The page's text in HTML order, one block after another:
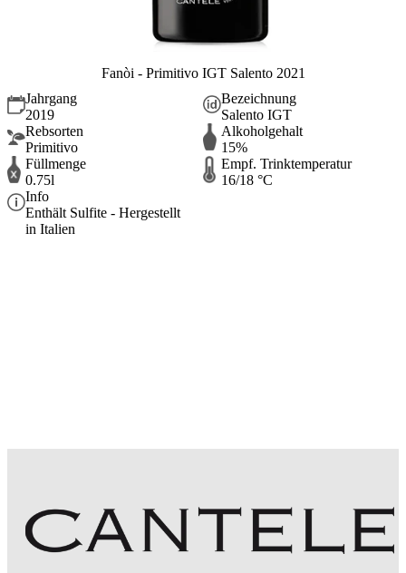
Fanòi - Primitivo IGT Salento 2021
Jahrgang
2019
Bezeichnung
Salento IGT
Rebsorten
Primitivo
Alkoholgehalt
15%
Füllmenge
0.75l
Empf. Trinktemperatur
16/18 °C
Info
Enthält Sulfite - Hergestellt
in Italien